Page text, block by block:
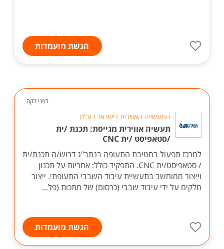
הגשת מועמדות
לפני דקה
התעשייה האווירית לישראל בע"מ
תעשיה אווירית מגייסת: תכנת /ית
/סטאפיסט /ית CNC
למרכז תפעול בחטיבת התעופה בנתב"ג דרוש/ה תכנת/ית
/ סטאפיסט/ית CNC. התפקיד כולל: אחריות על תכנון
וייצור ממוחשב בתעשיית עיבוד השבבי התעופתי. ייצור
חלקים על ידי עיבוד שבבי (כרסום) של מתכות (פל...
הגשת מועמדות